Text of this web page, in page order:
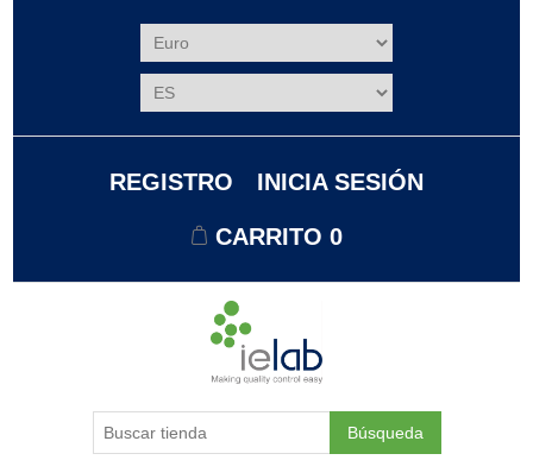
REGISTRO INICIA SESIÓN
CARRITO 0
Búsqueda